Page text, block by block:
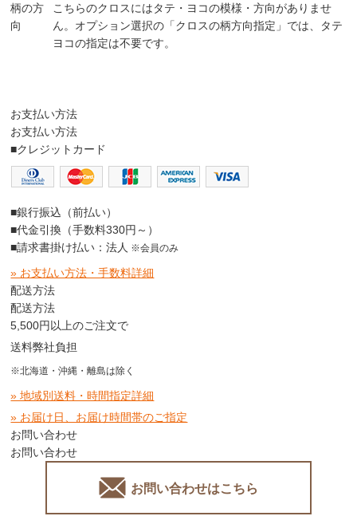
柄の方
向
こちらのクロスにはタテ・ヨコの模様・方向がありませ
ん。オプション選択の「クロスの柄方向指定」では、タテ
ヨコの指定は不要です。
お支払い方法
お支払い方法
■クレジットカード
■銀行振込（前払い）
■代金引換（手数料330円～）
■請求書掛け払い：法人 ※会員のみ
» お支払い方法・手数料詳細
配送方法
配送方法
5,500円以上のご注文で
送料弊社負担
※北海道・沖縄・離島は除く
» 地域別送料・時間指定詳細
» お届け日、お届け時間帯のご指定
お問い合わせ
お問い合わせ
お問い合わせはこちら